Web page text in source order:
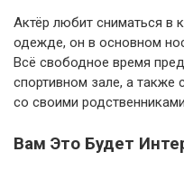
Актёр любит сниматься в
одежде, он в основном
Всё свободное время
спортивном зале, а также
со своими
Вам Это Будет